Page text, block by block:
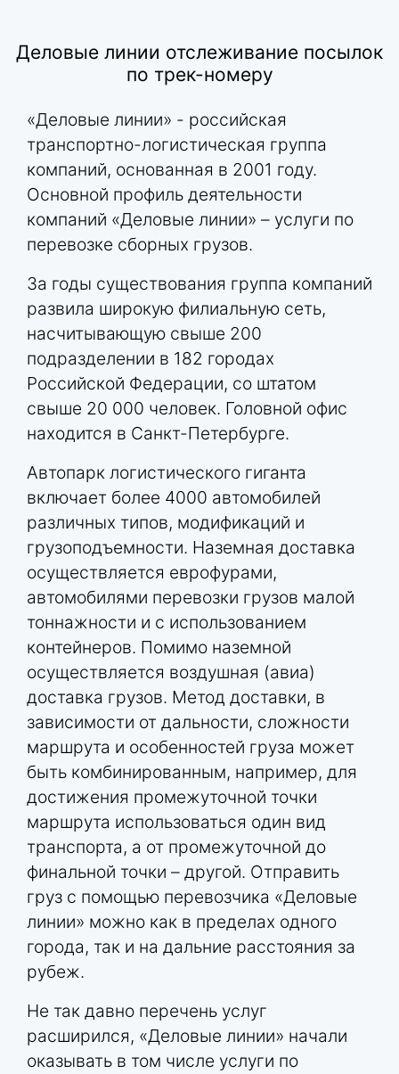
Деловые линии отслеживание посылок
по трек-номеру
«Деловые линии» - российская
транспортно-логистическая группа
компаний, основанная в 2001 году.
Основной профиль деятельности
компаний «Деловые линии» – услуги по
перевозке сборных грузов.
За годы существования группа компаний
развила широкую филиальную сеть,
насчитывающую свыше 200
подразделении в 182 городах
Российской Федерации, со штатом
свыше 20 000 человек. Головной офис
находится в Санкт-Петербурге.
Автопарк логистического гиганта
включает более 4000 автомобилей
различных типов, модификаций и
грузоподъемности. Наземная доставка
осуществляется еврофурами,
автомобилями перевозки грузов малой
тоннажности и с использованием
контейнеров. Помимо наземной
осуществляется воздушная (авиа)
доставка грузов. Метод доставки, в
зависимости от дальности, сложности
маршрута и особенностей груза может
быть комбинированным, например, для
достижения промежуточной точки
маршрута использоваться один вид
транспорта, а от промежуточной до
финальной точки – другой. Отправить
груз с помощью перевозчика «Деловые
линии» можно как в пределах одного
города, так и на дальние расстояния за
рубеж.
Не так давно перечень услуг
расширился, «Деловые линии» начали
оказывать в том числе услуги по